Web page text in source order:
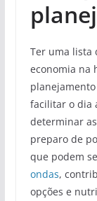
Ter uma lista
economia na
facilitar o dia
determinar
preparo de
que podem
ondas,
opções e